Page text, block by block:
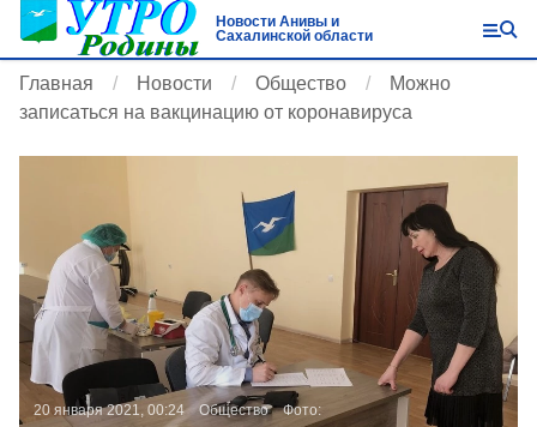
Новости Анивы и
Сахалинской области
Главная Новости Общество
Можно
записаться на вакцинацию от коронавируса
20 января 2021, 00:24 Общество Фото: